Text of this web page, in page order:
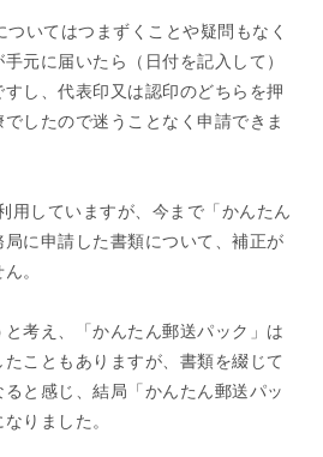
いてはつまずくことや疑問もなく
元に届いたら（日付を記入して）
し、代表印又は認印のどちらを押
したので迷うことなく申請できま
用していますが、今まで「かんたん
に申請した書類について、補正が
。
考え、「かんたん郵送パック」は
こともありますが、書類を綴じて
と感じ、結局「かんたん郵送パッ
りました。